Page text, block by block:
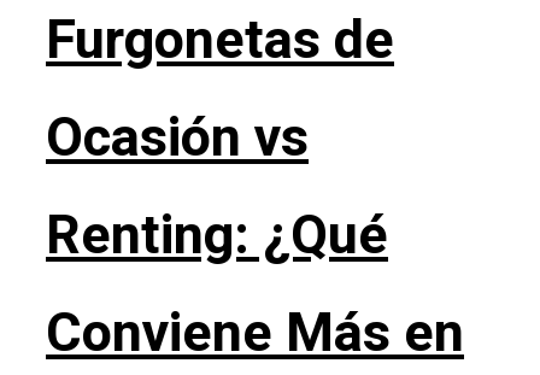
Furgonetas de
Ocasión vs
Renting: ¿Qué
Conviene Más en